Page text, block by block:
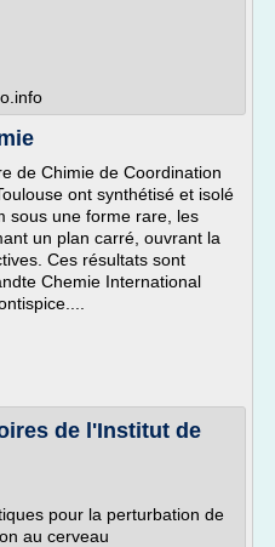
de Chimie de Coordination
ont synthétisé et isolé
sous une forme rare, les
un plan carré, ouvrant la
Ces résultats sont
Chemie International
de l'Institut de
pour la perturbation de
au cerveau